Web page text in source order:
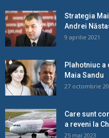
Strategia
Andrei
9 aprilie 2021
Plahotniuc
Maia Sandu
27 octombrie
Care sunt
a reveni la
25 mai 2023